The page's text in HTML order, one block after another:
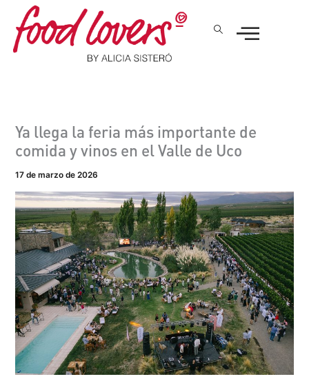
contenido
Ya llega la feria más importante de
comida y vinos en el Valle de Uco
17 de marzo de 2026